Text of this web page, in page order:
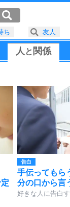
人と 関係
告白
手伝ってもら
分の口から言
好きな人に告白
ち 友人